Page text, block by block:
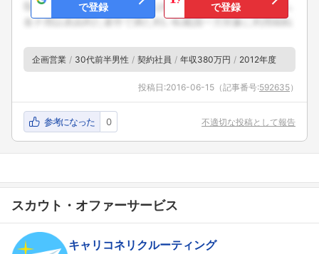
で登録
で登録
企画営業 30代前半男性 契約社員 年収380万円 2012年度
投稿日:2016-06-15 （記事番号:592635）
参考になった 0 不適切な投稿として報告
スカウト・オファーサービス
キャリコネリクルーティング